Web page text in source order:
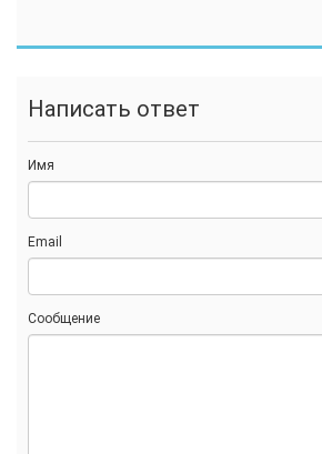
Написать ответ
Имя
Email
Сообщение